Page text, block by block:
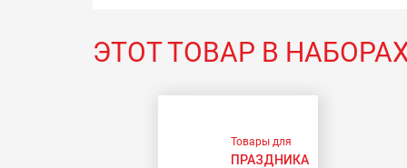
ЭТОТ ТОВАР В
Товары для
ПРАЗДНИКА